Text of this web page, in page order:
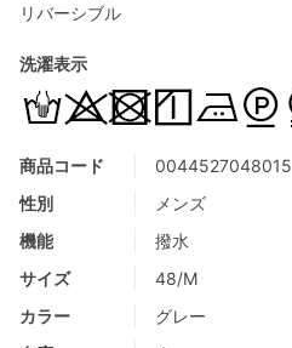
商品コード
0044527048015
性別
メンズ
機能
撥水
サイズ
48/M
カラー
グレー
リバーシブル
洗濯表示